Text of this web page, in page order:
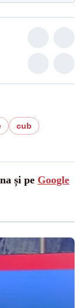
cub
și pe Google